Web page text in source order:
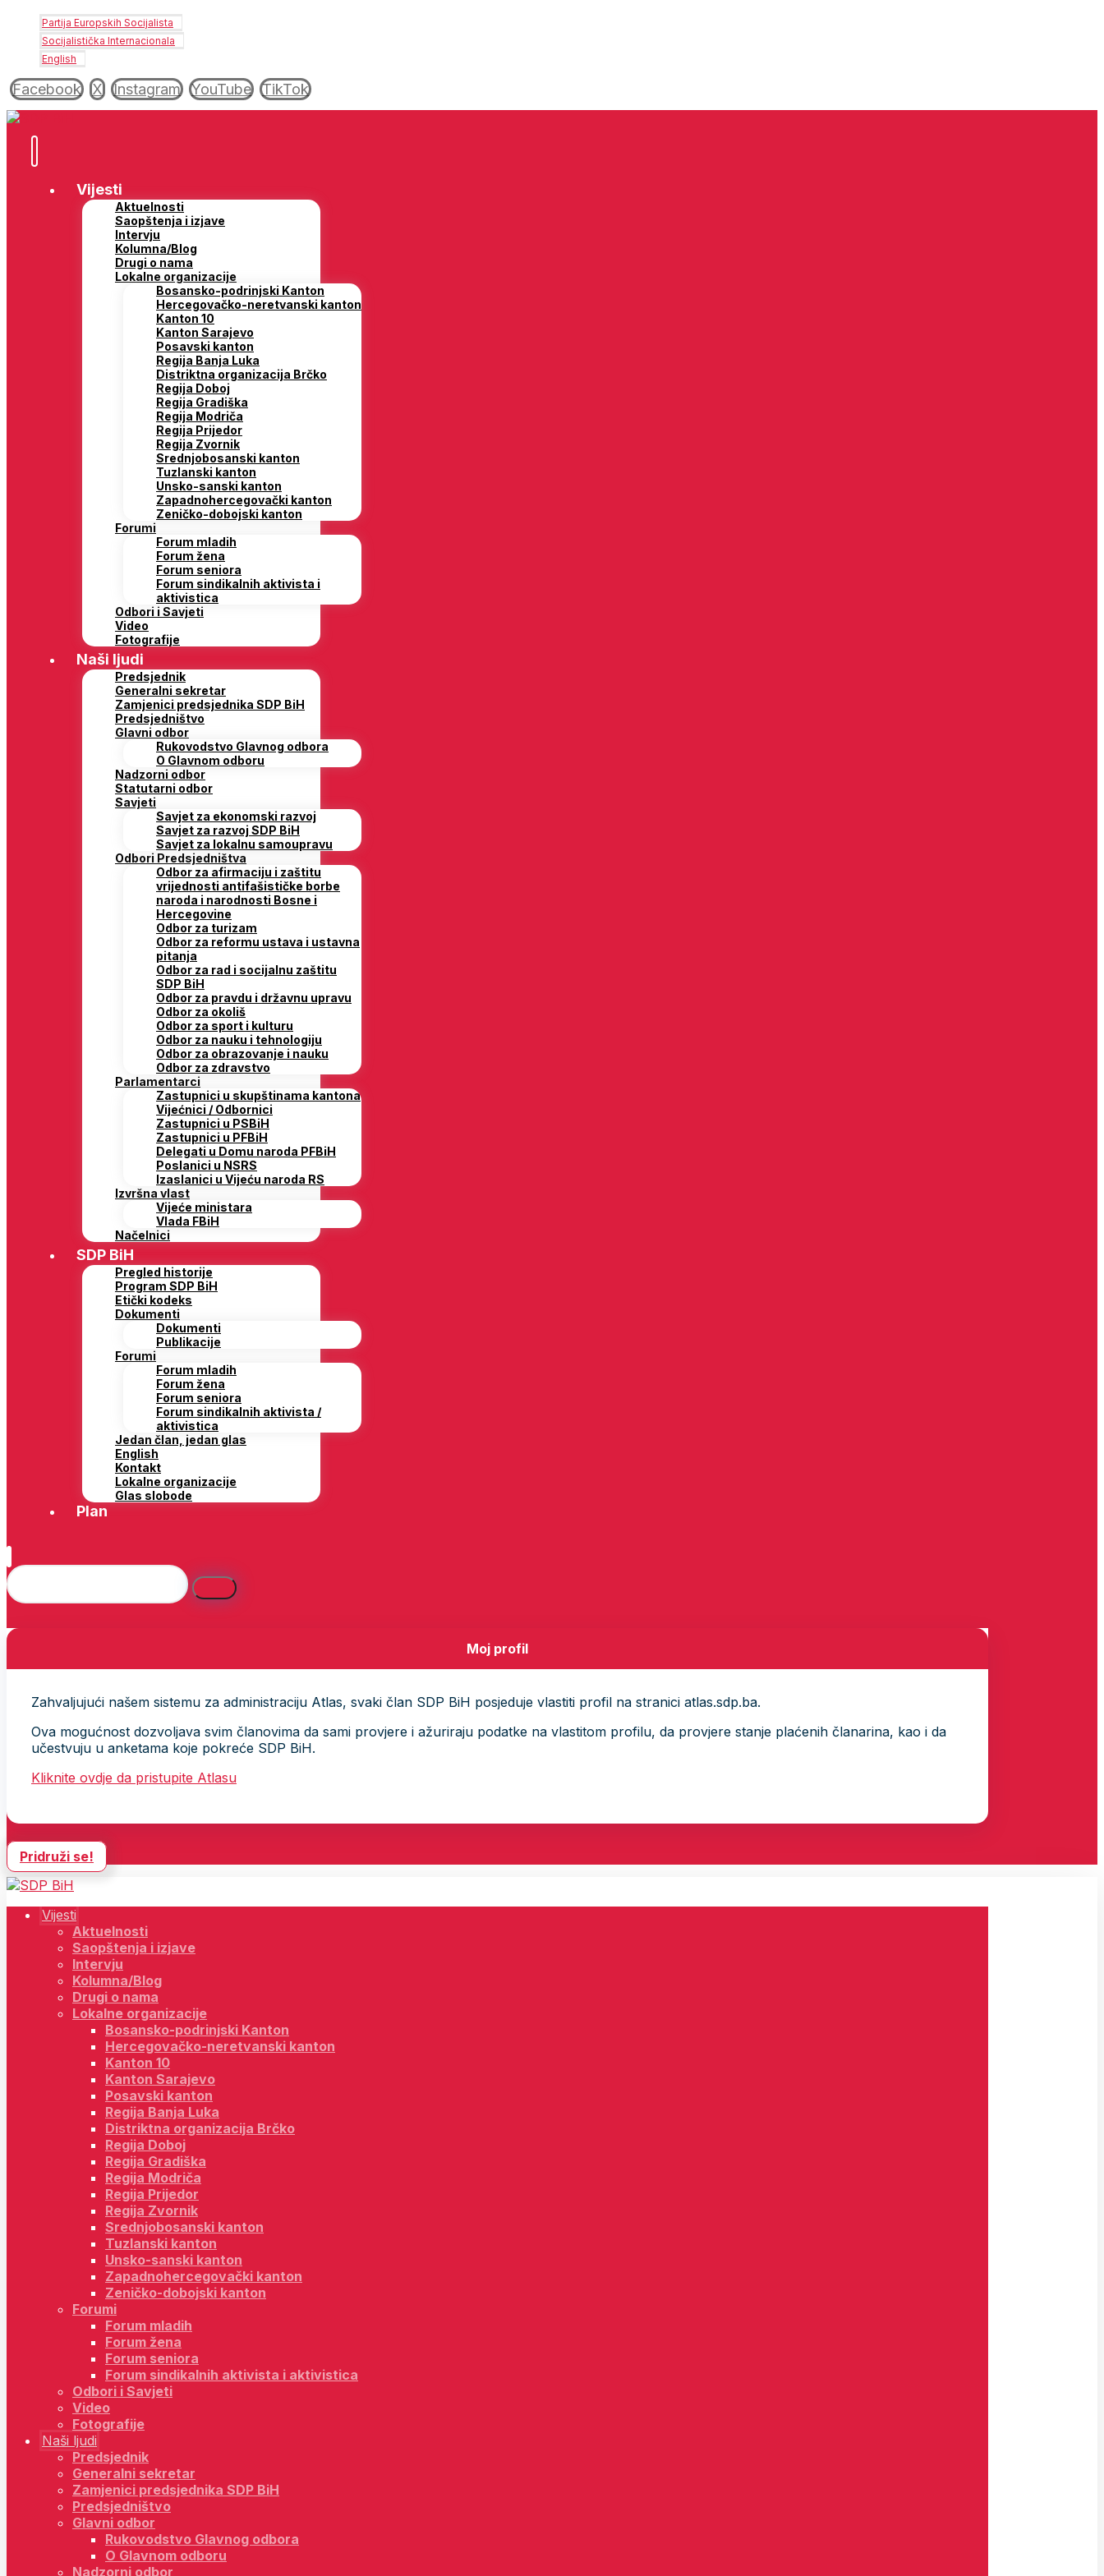
Partija Europskih Socijalista
Socijalistička Internacionala
English
Facebook X Instagram YouTube TikTok
Vijesti
Aktuelnosti
Saopštenja i izjave
Intervju
Kolumna/Blog
Drugi o nama
Lokalne organizacije
Bosansko-podrinjski Kanton
Hercegovačko-neretvanski kanton
Kanton 10
Kanton Sarajevo
Posavski kanton
Regija Banja Luka
Distriktna organizacija Brčko
Regija Doboj
Regija Gradiška
Regija Modriča
Regija Prijedor
Regija Zvornik
Srednjobosanski kanton
Tuzlanski kanton
Unsko-sanski kanton
Zapadnohercegovački kanton
Zeničko-dobojski kanton
Forumi
Forum mladih
Forum žena
Forum seniora
Forum sindikalnih aktivista i
aktivistica
Odbori i Savjeti
Video
Fotografije
Naši ljudi
Predsjednik
Generalni sekretar
Zamjenici predsjednika SDP BiH
Predsjedništvo
Glavni odbor
Rukovodstvo Glavnog odbora
O Glavnom odboru
Nadzorni odbor
Statutarni odbor
Savjeti
Savjet za ekonomski razvoj
Savjet za razvoj SDP BiH
Savjet za lokalnu samoupravu
Odbori Predsjedništva
Odbor za afirmaciju i zaštitu
vrijednosti antifašističke borbe
naroda i narodnosti Bosne i
Hercegovine
Odbor za turizam
Odbor za reformu ustava i ustavna
pitanja
Odbor za rad i socijalnu zaštitu
SDP BiH
Odbor za pravdu i državnu upravu
Odbor za okoliš
Odbor za sport i kulturu
Odbor za nauku i tehnologiju
Odbor za obrazovanje i nauku
Odbor za zdravstvo
Parlamentarci
Zastupnici u skupštinama kantona
Vijećnici / Odbornici
Zastupnici u PSBiH
Zastupnici u PFBiH
Delegati u Domu naroda PFBiH
Poslanici u NSRS
Izaslanici u Vijeću naroda RS
Izvršna vlast
Vijeće ministara
Vlada FBiH
Načelnici
SDP BiH
Pregled historije
Program SDP BiH
Etički kodeks
Dokumenti
Dokumenti
Publikacije
Forumi
Forum mladih
Forum žena
Forum seniora
Forum sindikalnih aktivista /
aktivistica
Jedan član, jedan glas
English
Kontakt
Lokalne organizacije
Glas slobode
Plan
Moj profil
Zahvaljujući našem sistemu za administraciju Atlas, svaki član SDP BiH posjeduje vlastiti profil na stranici atlas.sdp.ba.
Ova mogućnost dozvoljava svim članovima da sami provjere i ažuriraju podatke na vlastitom profilu, da provjere stanje plaćenih članarina, kao i da
učestvuju u anketama koje pokreće SDP BiH.
Kliknite ovdje da pristupite Atlasu
Pridruži se!
Vijesti
Aktuelnosti
Saopštenja i izjave
Intervju
Kolumna/Blog
Drugi o nama
Lokalne organizacije
Bosansko-podrinjski Kanton
Hercegovačko-neretvanski kanton
Kanton 10
Kanton Sarajevo
Posavski kanton
Regija Banja Luka
Distriktna organizacija Brčko
Regija Doboj
Regija Gradiška
Regija Modriča
Regija Prijedor
Regija Zvornik
Srednjobosanski kanton
Tuzlanski kanton
Unsko-sanski kanton
Zapadnohercegovački kanton
Zeničko-dobojski kanton
Forumi
Forum mladih
Forum žena
Forum seniora
Forum sindikalnih aktivista i aktivistica
Odbori i Savjeti
Video
Fotografije
Naši ljudi
Predsjednik
Generalni sekretar
Zamjenici predsjednika SDP BiH
Predsjedništvo
Glavni odbor
Rukovodstvo Glavnog odbora
O Glavnom odboru
Nadzorni odbor